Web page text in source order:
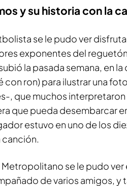
y su historia con la
se le pudo ver
exponentes del
la pasada semana, en
con ron) para ilustrar una
, que muchos
que pueda desembarcar
estuvo en uno de los
canción.
Metropolitano se le pudo
de varios amigos, y